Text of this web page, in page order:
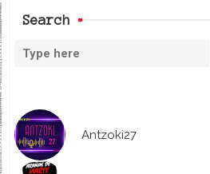
Search
Antzoki27